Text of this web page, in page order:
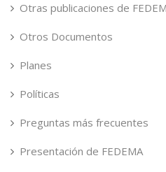
Otras publicaciones de
Otros Documentos
Planes
Políticas
Preguntas más frecuentes
Presentación de FEDEMA